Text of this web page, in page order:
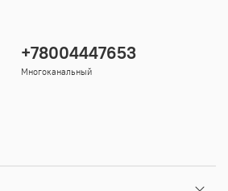
+78004447653
Многоканальный